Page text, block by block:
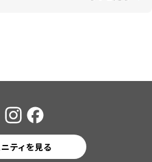
ティを見る